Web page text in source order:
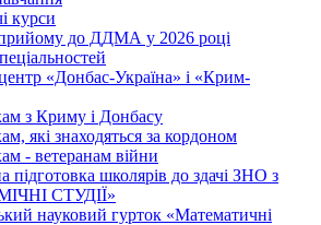
курси
до ДДМА у 2026 році
«Донбас-Україна» і «Крим-
з Криму і Донбасу
які знаходяться за кордоном
- ветеранам війни
підготовка школярів до здачі ЗНО з
СТУДІЇ»
науковий гурток «Математичні